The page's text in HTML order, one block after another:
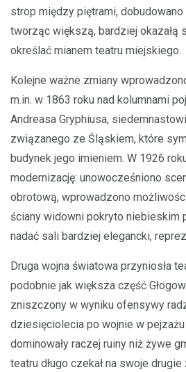
strop między piętrami,
tworząc większą, bardziej okazałą
określać mianem teatru miejskiego.
Kolejne ważne zmiany
m.in. w 1863 roku nad kolumnami
Andreasa Gryphiusa,
związanego ze Śląskiem, które
budynek jego imieniem. W 1926
modernizację: unowocześniono
obrotową, wprowadzono
ściany widowni pokryto niebieskim
nadać sali bardziej elegancki,
Druga wojna światowa przyniosła
podobnie jak większa część
zniszczony w wyniku ofensywy
dziesięciolecia po wojnie w
dominowały raczej ruiny niż żywe
teatru długo czekał na swoje